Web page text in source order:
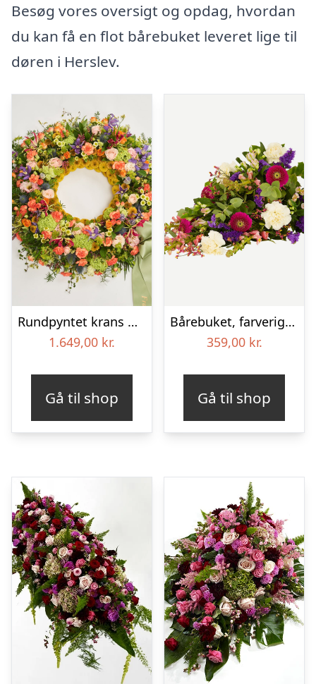
Besøg vores oversigt og opdag, hvordan
du kan få en flot bårebuket leveret lige til
døren i Herslev.
Rundpyntet krans med bånd – Et farverigt farvel
1.649,00 kr.
Gå til shop
Bårebuket, farverig (Floristens kreative valg)
359,00 kr.
Gå til shop